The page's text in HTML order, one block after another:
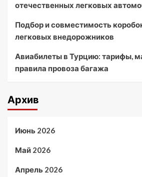
отечественных легковых
Подбор и совместимость
легковых внедорожников
Авиабилеты в Турцию: тарифы,
правила провоза багажа
Архив
Июнь 2026
Май 2026
Апрель 2026